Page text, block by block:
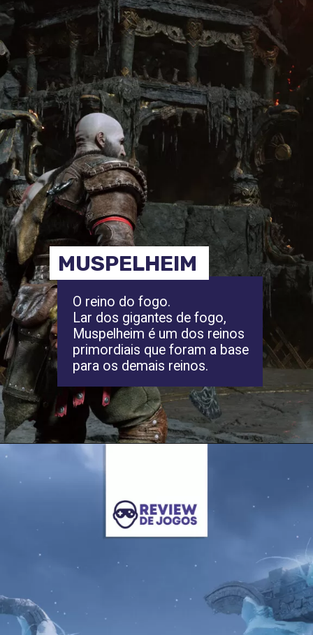
O reino do fogo.
Lar dos gigantes de fogo,
Muspelheim é um dos reinos
primordiais que foram a base
para os demais reinos.
MUSPELHEIM